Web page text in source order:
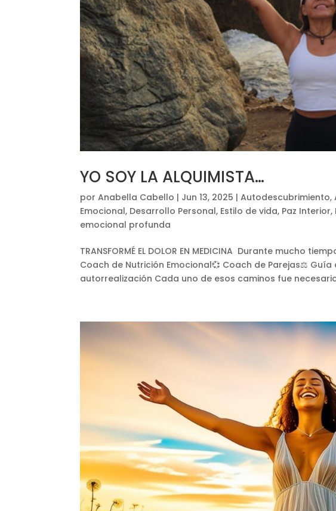
YO SOY LA ALQUIMISTA…
porAnabella Cabello | Jun 13, 2025 |Autodescubrimiento,
Emocional, Desarrollo Personal, Estilo de vida, Paz Interior,
emocional profunda
TRANSFORMÉ EL DOLOR EN MEDICINA Durante mucho
Coach de Nutrición Emocional💞 Coach de Parejas⚖️
autorrealización Cada uno de esos caminos fue